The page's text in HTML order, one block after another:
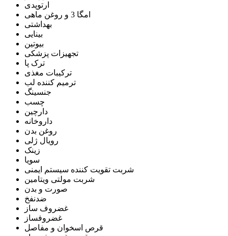
ارتوپدی
امگا 3 و روغن ماهی
بهداشتی
بینایی
بیوتین
تجهیزات پزشکی
ترک پا
ترکیبات مغذی
ترمیم کننده لب
جنسینگ
چسب
دارچین
داروخانه
روغن بدن
رویال ژلی
زینک
سویا
شربت تقویت کننده سیستم ایمنی
شربت مولتی ویتامین
صورت و بدن
ضدنفخ
غضروف ساز
غضروفساز
قرص اسخوان و مفاصل